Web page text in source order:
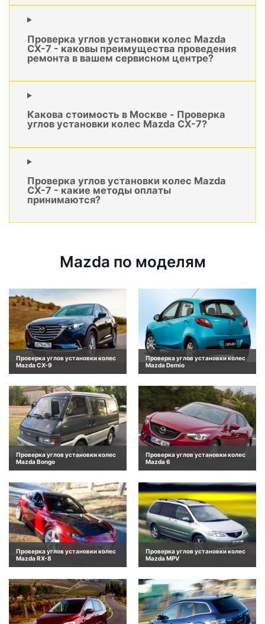
Проверка углов установки колес Mazda
CX-7 - каковы преимущества проведения
ремонта в вашем сервисном центре?
Какова стоимость в Москве - Проверка
углов установки колес Mazda CX-7?
Проверка углов установки колес Mazda
CX-7 - какие методы оплаты
принимаются?
Mazda по моделям
Проверка углов установки колес
Mazda CX-9
Проверка углов установки колес
Mazda Demio
Проверка углов установки колес
Mazda Bongo
Проверка углов установки колес
Mazda 6
Проверка углов установки колес
Mazda RX-8
Проверка углов установки колес
Mazda MPV